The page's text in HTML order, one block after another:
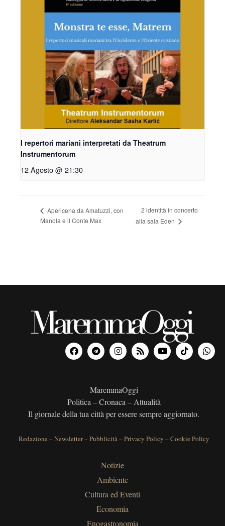
I repertori mariani interpretati da Theatrum
Instrumentorum
12 Agosto @ 21:30
Apericena da Amatuzzi, con
Manola e il Conte Max
2 identità in concerto
alla sala Eden
MaremmaOggi
Politica – Cronaca – Attualità
Il giornale della tua città per essere sempre aggiornato.
Redazione –Newsletter–Pubblicità–Privacy Policy –Cookie Policy
Notizie
Ambiente
Cultura ed Eventi
Economia
Enogastronomia